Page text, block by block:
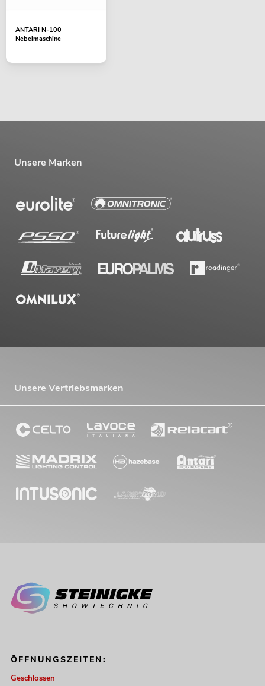
ANTARI N-100
Nebelmaschine
Unsere Marken
Unsere Vertriebsmarken
ÖFFNUNGSZEITEN:
Geschlossen